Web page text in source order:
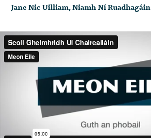
Jane Nic Uilliam, Niamh Ní Ruadhagáin